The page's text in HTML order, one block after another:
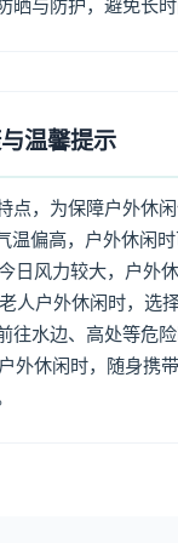
晒与防护，避免长
温馨提示
点，为保障户外休
温偏高，户外休闲
日风力较大，户外
人户外休闲时，选
往水边、高处等危险
外休闲时，随身携